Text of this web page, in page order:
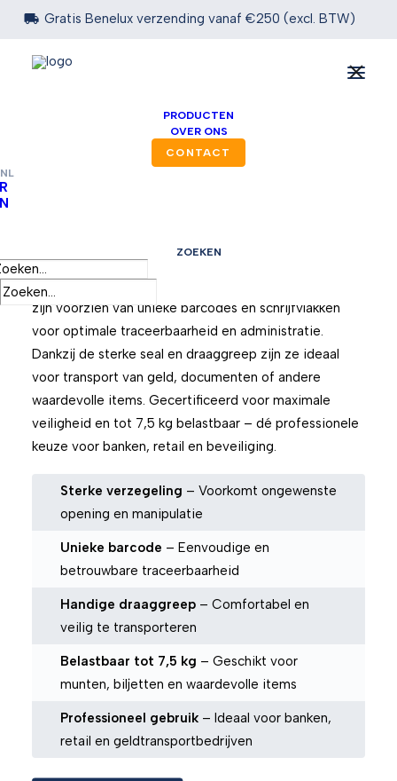
 Gratis Benelux verzending vanaf €250 (excl. BTW)
PRODUCTEN
OVER ONS
CONTACT
NL
ZOEKEN
Beveilig uw waardevolle inhoud met onze stevige en
betrouwbare muntzakken. Deze verzegelbare zakken
zijn voorzien van unieke barcodes en schrijfvlakken
voor optimale traceerbaarheid en administratie.
Dankzij de sterke seal en draaggreep zijn ze ideaal
voor transport van geld, documenten of andere
waardevolle items. Gecertificeerd voor maximale
veiligheid en tot 7,5 kg belastbaar – dé professionele
keuze voor banken, retail en beveiliging.
Sterke verzegeling – Voorkomt ongewenste
opening en manipulatie
Unieke barcode – Eenvoudige en
betrouwbare traceerbaarheid
Handige draaggreep – Comfortabel en
veilig te transporteren
Belastbaar tot 7,5 kg – Geschikt voor
munten, biljetten en waardevolle items
Professioneel gebruik – Ideaal voor banken,
retail en geldtransportbedrijven